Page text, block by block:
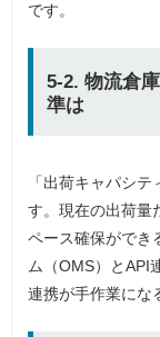
です。
5-2. 物流倉
準は
「出荷キャパシ
す。現在の出荷量
ペース確保ができ
ム（OMS）とAPI
連携が手作業にな